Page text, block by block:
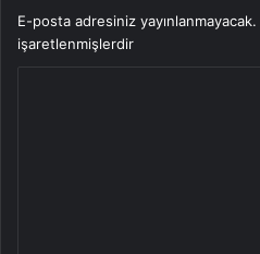
E-posta adresiniz yayınlanmayacak.
işaretlenmişlerdir